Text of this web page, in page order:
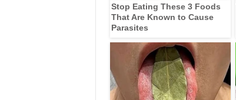
Stop Eating These 3 Foods
That Are Known to Cause
Parasites